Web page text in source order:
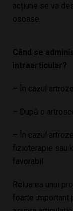
acțiune se va
osoase.
Când se
intraarticular?
– În cazul
– După o
– În cazul
fizioterapie sau
favorabil
Reluarea unui
foarte important